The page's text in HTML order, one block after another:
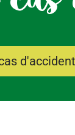
d'accident